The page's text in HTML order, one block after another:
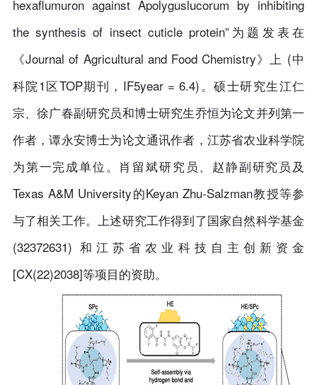
hexaflumuron against Apolyguslucorum by inhibiting
the synthesis of insect cuticle protein”为题发表在
《Journal of Agricultural and Food Chemistry》上 (中
科院1区TOP期刊，IF5year = 6.4)。硕士研究生江仁
宗、徐广春副研究员和博士研究生乔恒为论文并列第一
作者，谭永安博士为论文通讯作者，江苏省农业科学院
为第一完成单位。肖留斌研究员、赵静副研究员及
Texas A&M University的Keyan Zhu-Salzman教授等参
与了相关工作。上述研究工作得到了国家自然科学基金
(32372631) 和江苏省农业科技自主创新资金
[CX(22)2038]等项目的资助。